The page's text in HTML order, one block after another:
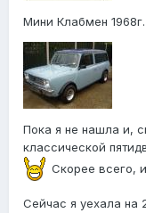
Мини Клабмен 1968г.
Пока я не нашла и,
классической
Скорее всего,
Сейчас я уехала на